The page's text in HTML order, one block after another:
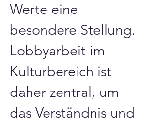
Werte eine
besondere Stellung.
Lobbyarbeit im
Kulturbereich ist
daher zentral, um
das Verständnis und